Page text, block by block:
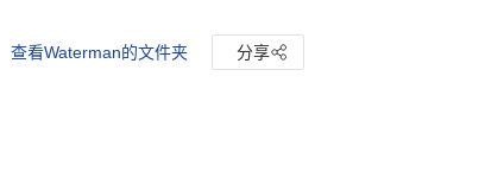
查看Waterman的文件夹 分享